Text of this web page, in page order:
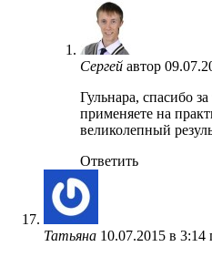
Сергей автор
Гульнара, спасибо
применяете на
великолепный
Ответить
Татьяна 10.07.2015 в 3:14